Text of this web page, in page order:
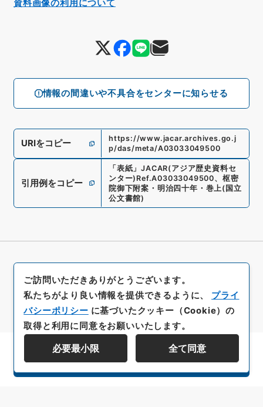
情報の間違いや不具合をセンターに知らせる
URIをコピー
https://www.jacar.archives.go.j
p/das/meta/A03033049500
引用例をコピー
「表紙 」JACAR(アジア歴史資料セ
ンター) Ref.A03033049500、 枢密
院御下附案・明治四十年・巻上 (国立
公文書館)
資料画像の利用について
資料群階層を表示する
ご訪問いただきありがとうございます。
私たちがより良い情報を提供できるように、 プライ
バシーポリシー に基づいたクッキー（Cookie）の
取得と利用に同意をお願いいたします。
必要最小限 全て同意